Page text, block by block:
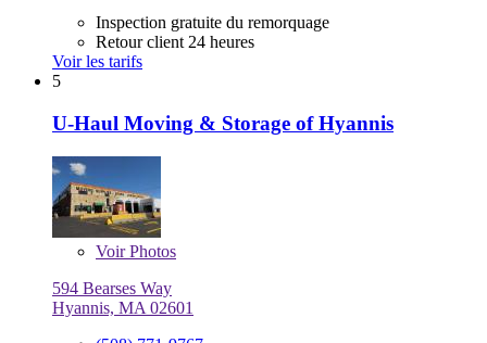
Inspection gratuite du remorquage
Retour client 24 heures
Voir les tarifs
5
U-Haul Moving & Storage of Hyannis
VoirPhotos
594 Bearses Way
Hyannis, MA 02601